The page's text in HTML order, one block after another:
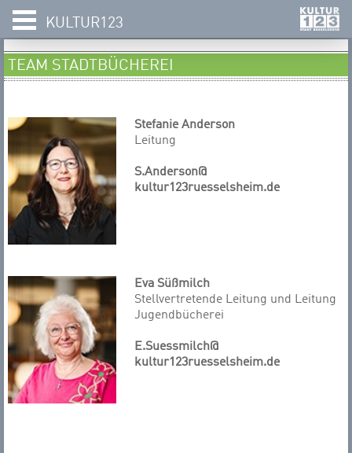
KULTUR123
TEAM STADTBÜCHEREI
Stefanie Anderson
Leitung
S.Anderson@
kultur123ruesselsheim.de
Eva Süßmilch
Stellvertretende Leitung und Leitung
Jugendbücherei
E.Suessmilch@
kultur123ruesselsheim.de